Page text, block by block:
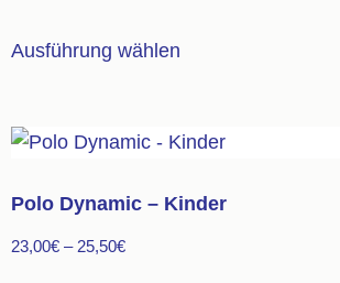
Ausführung wählen
Polo Dynamic – Kinder
23,00€ – 25,50€